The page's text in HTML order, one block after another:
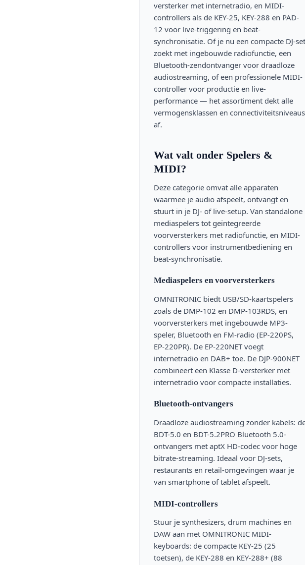
(DAB+) boven FM? DAB+ biedt meer zenders,
betere geluidskwaliteit en geen ruis zoals FM. De
EP-220NET ontvangt beide, dus je hebt keuze.
FM is nog steeds nuttig voor lokale zenders;
DAB+ voor landelijke dekking en meer variatie.
Hoe veel toetsen heeft een MIDI-controller
nodig? Dat hangt af van je gebruik. De KEY-25
(25 toetsen) is compact en mobiel. De KEY-288
en KEY-288+ (88 toetsen) geven je volledige
piano-bereik. De PAD-12 is geen keyboard maar
een drum-pad-controller. Kies op basis van je
versterker met internetradio, en MIDI-
controllers als de KEY-25, KEY-288 en PAD-
12 voor live-triggering en beat-
synchronisatie. Of je nu een compacte DJ-set
zoekt met ingebouwde radiofunctie, een
Bluetooth-zendontvanger voor draadloze
audiostreaming, of een professionele MIDI-
controller voor productie en live-
performance — het assortiment dekt alle
vermogensklassen en connectiviteitsniveaus
af.
Wat valt onder Spelers &
MIDI?
Deze categorie omvat alle apparaten
waarmee je audio afspeelt, ontvangt en
stuurt in je DJ- of live-setup. Van standalone
mediaspelers tot geïntegreerde
voorversterkers met radiofunctie, en MIDI-
controllers voor instrumentbediening en
beat-synchronisatie.
Mediaspelers en voorversterkers
OMNITRONIC biedt USB/SD-kaartspelers
zoals de DMP-102 en DMP-103RDS, en
voorversterkers met ingebouwde MP3-
speler, Bluetooth en FM-radio (EP-220PS,
EP-220PR). De EP-220NET voegt
internetradio en DAB+ toe. De DJP-900NET
combineert een Klasse D-versterker met
internetradio voor compacte installaties.
Bluetooth-ontvangers
Draadloze audiostreaming zonder kabels:
BDT-5.0 en BDT-5.2PRO Bluetooth 5.0-
ontvangers met aptX HD-codec voor hoge
bitrate-streaming. Ideaal voor DJ-sets,
restaurants en retail-omgevingen waar je
van smartphone of tablet afspeelt.
MIDI-controllers
Stuur je synthesizers, drum machines en
DAW aan met OMNITRONIC MIDI-
keyboards: de compacte KEY-25 (25
toetsen), de KEY-288 en KEY-288+ (88